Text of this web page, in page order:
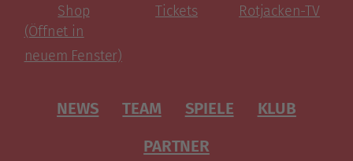
Shop
(Öffnet in
neuem Fenster)
Tickets Rotjacken-TV
NEWS TEAM SPIELE
KLUB
PARTNER